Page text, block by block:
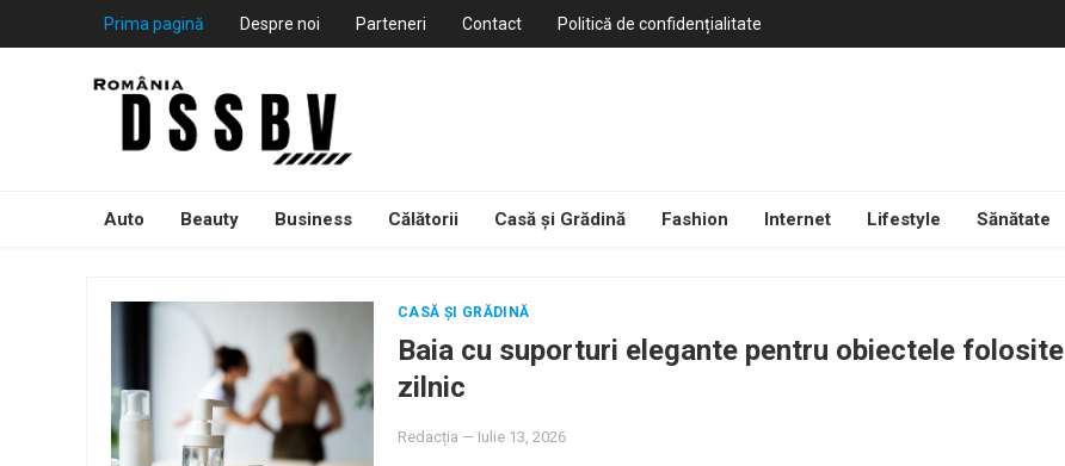
Prima pagină Despre noi Parteneri Contact Politică de confidențialitate
Auto Beauty Business Călătorii Casă și Grădină Fashion Internet Lifestyle Sănătate
CASĂ ȘI GRĂDINĂ
Baia cu suporturi elegante pentru obiectele folosite
zilnic
Redacția — Iulie 13, 2026